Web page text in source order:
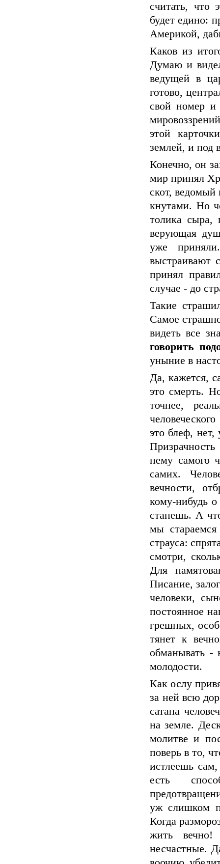
считать, что
будет едино:
Америкой,
Каков из
Думаю и
ведущей в
готово,
свой номер и
этой
землей, и под
Конечно, он
мир принял
скот,
кнутами. Но
толика сыра,
верующая
уже
выстраивают
принял
случае - до
Такие
Самое
видеть все
говорить
уныние в
Да, кажется,
это смерть.
точнее,
это блеф,
нему самого
самих.
вечности,
кому-нибудь
станешь. А
мы
страуса:
смотри,
Для
Писание,
человеки,
постоянное
грешных,
тянет к
обманывать -
молодости.
Как ослу
за ней всю
сатана
на земле.
молитве и
поверь в то,
истлеешь
есть
уж слишком
Когда
жить
несчастные.